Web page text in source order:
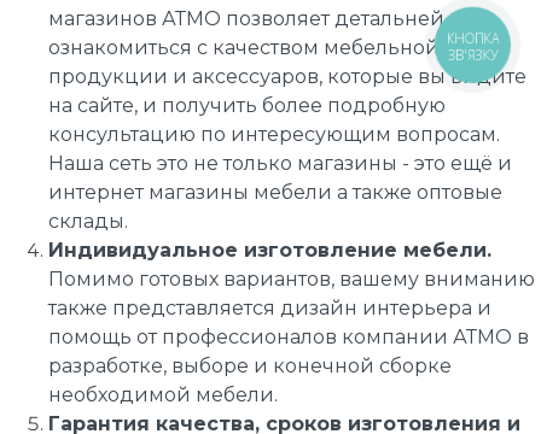
магазинов АТМО позволяет детальней
ознакомиться с качеством мебельной
продукции и аксессуаров, которые вы видите
на сайте, и получить более подробную
консультацию по интересующим вопросам.
Наша сеть это не только магазины - это ещё и
интернет магазины мебели а также оптовые
склады.
Индивидуальное изготовление мебели.
Помимо готовых вариантов, вашему вниманию
также представляется дизайн интерьера и
помощь от профессионалов компании АТМО в
разработке, выборе и конечной сборке
необходимой мебели.
Гарантия качества, сроков изготовления и